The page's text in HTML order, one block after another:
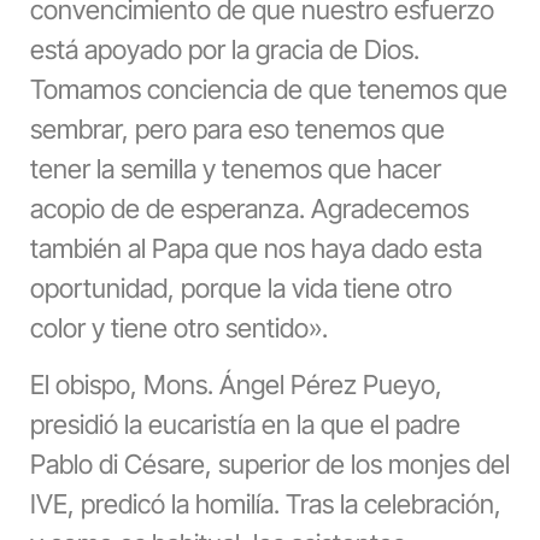
convencimiento de que nuestro esfuerzo
está apoyado por la gracia de Dios.
Tomamos conciencia de que tenemos que
sembrar, pero para eso tenemos que
tener la semilla y tenemos que hacer
acopio de de esperanza. Agradecemos
también al Papa que nos haya dado esta
oportunidad, porque la vida tiene otro
color y tiene otro sentido».
El obispo, Mons. Ángel Pérez Pueyo,
presidió la eucaristía en la que el padre
Pablo di Césare, superior de los monjes del
IVE, predicó la homilía. Tras la celebración,